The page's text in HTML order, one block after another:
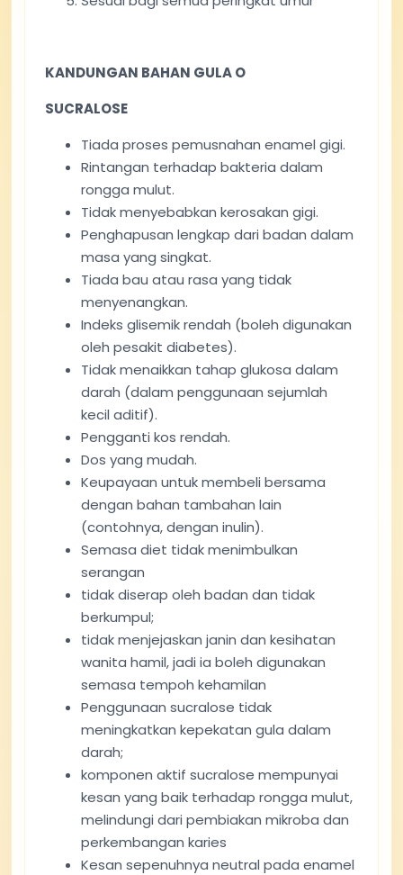
KANDUNGAN BAHAN GULA O
SUCRALOSE
Tiada proses pemusnahan enamel gigi.
Rintangan terhadap bakteria dalam
rongga mulut.
Tidak menyebabkan kerosakan gigi.
Penghapusan lengkap dari badan dalam
masa yang singkat.
Tiada bau atau rasa yang tidak
menyenangkan.
Indeks glisemik rendah (boleh digunakan
oleh pesakit diabetes).
Tidak menaikkan tahap glukosa dalam
darah (dalam penggunaan sejumlah
kecil aditif).
Pengganti kos rendah.
Dos yang mudah.
Keupayaan untuk membeli bersama
dengan bahan tambahan lain
(contohnya, dengan inulin).
Semasa diet tidak menimbulkan
serangan
tidak diserap oleh badan dan tidak
berkumpul;
tidak menjejaskan janin dan kesihatan
wanita hamil, jadi ia boleh digunakan
semasa tempoh kehamilan
Penggunaan sucralose tidak
meningkatkan kepekatan gula dalam
darah;
komponen aktif sucralose mempunyai
kesan yang baik terhadap rongga mulut,
melindungi dari pembiakan mikroba dan
perkembangan karies
Kesan sepenuhnya neutral pada enamel